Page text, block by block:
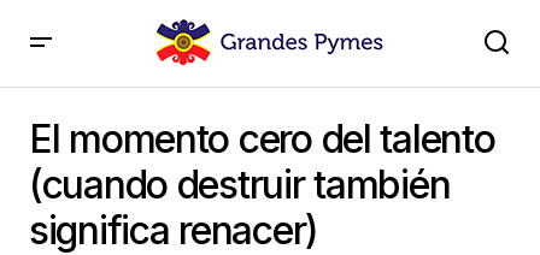
significa renacer)
El momento cero del talento
(cuando destruir también
significa renacer)